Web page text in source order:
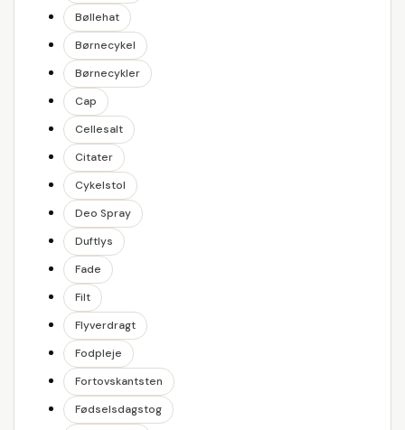
Bøllehat
Børnecykel
Børnecykler
Cap
Cellesalt
Citater
Cykelstol
Deo Spray
Duftlys
Fade
Filt
Flyverdragt
Fodpleje
Fortovskantsten
Fødselsdagstog